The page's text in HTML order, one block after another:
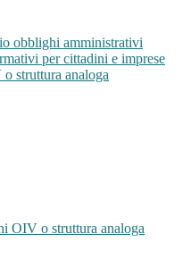
obblighi amministrativi
per cittadini e imprese
struttura analoga
OIV o struttura analoga